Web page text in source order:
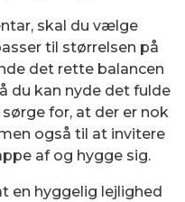
skal du vælge
til størrelsen på
det rette balancen
du kan nyde det fulde
for, at der er nok
også til at invitere
af og hygge sig.
en hyggelig lejlighed